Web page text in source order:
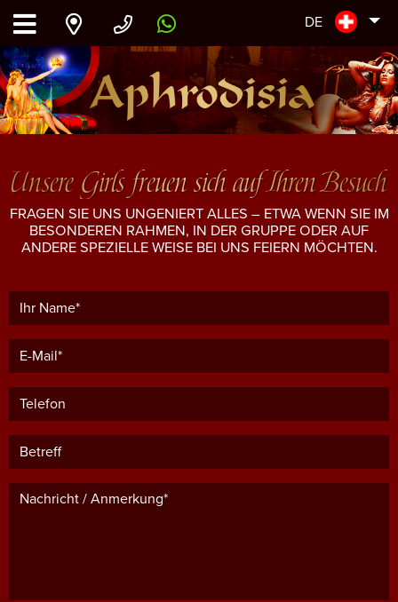
DE
Unsere Girls freuen sich auf Ihren Besuch
FRAGEN SIE UNS UNGENIERT ALLES – ETWA WENN SIE IM
BESONDEREN RAHMEN, IN DER GRUPPE ODER AUF
ANDERE SPEZIELLE WEISE BEI UNS FEIERN MÖCHTEN.
Ihr Name*
E-Mail*
Telefon
Betreff
Nachricht / Anmerkung*